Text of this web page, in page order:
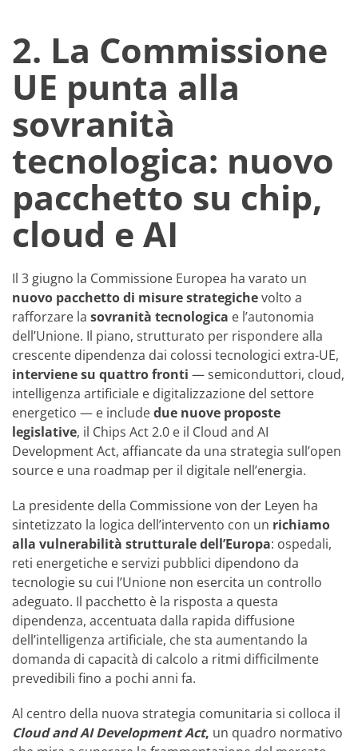
2. La Commissione
UE punta alla
sovranità
tecnologica: nuovo
pacchetto su chip,
cloud e AI
Il 3 giugno la Commissione Europea ha varato un
nuovo pacchetto di misure strategichevolto a
rafforzare la sovranità tecnologica e l’autonomia
dell’Unione. Il piano, strutturato per rispondere alla
crescente dipendenza dai colossi tecnologici extra-UE,
interviene su quattro fronti — semiconduttori, cloud,
intelligenza artificiale e digitalizzazione del settore
energetico — e includedue nuove proposte
legislative, il Chips Act 2.0 e il Cloud and AI
Development Act, affiancate da una strategia sull’open
source e una roadmap per il digitale nell’energia.
La presidente della Commissione von der Leyen ha
sintetizzato la logica dell’intervento con un richiamo
alla vulnerabilità strutturale dell’Europa: ospedali,
reti energetiche e servizi pubblici dipendono da
tecnologie su cui l’Unione non esercita un controllo
adeguato. Il pacchetto è la risposta a questa
dipendenza, accentuata dalla rapida diffusione
dell’intelligenza artificiale, che sta aumentando la
domanda di capacità di calcolo a ritmi difficilmente
prevedibili fino a pochi anni fa.
Al centro della nuova strategia comunitaria si colloca il
Cloud and AI Development Act, un quadro normativo